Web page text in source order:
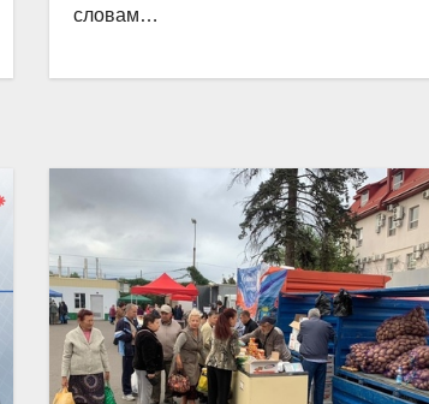
словам…